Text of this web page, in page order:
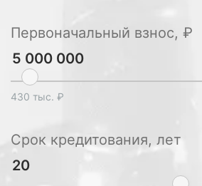
Первоначальный взнос, ₽
430 тыс. ₽
Срок кредитования, лет